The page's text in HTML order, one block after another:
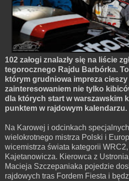
102 załogi znalazły się na liście
tegorocznego Rajdu Barbórka.
którym grudniowa impreza
zainteresowaniem nie tylko
dla których start w warszawskim
punktem w rajdowym kalendarzu.
Na Karowej i odcinkach
wielokrotnego mistrza Polski i
wicemistrza świata kategorii
Kajetanowicza. Kierowca z
Macieja Szczepaniaka pojedzie
rajdowych tras Fordem Fiesta i